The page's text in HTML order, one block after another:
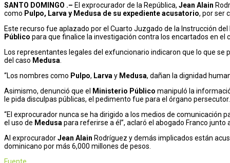
SANTO DOMINGO .– El exprocurador de la República, Jean Alain
como Pulpo, Larva y Medusa de su expediente acusatorio, por ser
Este recurso fue aplazado por el Cuarto Juzgado de la Instrucción
Público para que finalice la investigación contra los encartados en el
Los representantes legales del exfuncionario indicaron que lo que
del caso Medusa
“Los nombres como Pulpo, Larva y Medusa, dañan la dignidad
Asimismo, denunció que el
Ministerio Público manipuló la
le pida disculpas públicas, el pedimento fue para el órgano persecutor.
“El exprocurador nunca se ha dirigido a los medios de comunicación
el uso de Medusa para referirse a él”, aclaró el abogado Franco
Al exprocuradorJean Alain Rodríguez y demás implicados están
dominicano por más 6,000 millones de pesos.
Fuente.